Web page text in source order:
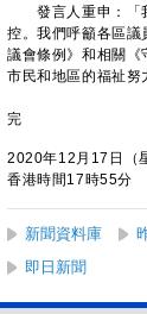
發言人重申：「我
控。我們呼籲各區議
議會條例》和相關《
市民和地區的福祉努
完
2020年12月17日（
香港時間17時55分
新聞資料庫
即日新聞